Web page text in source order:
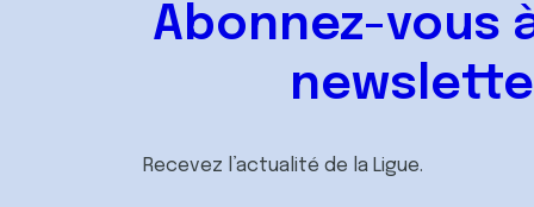
Abonnez-vous
Recevez l’actualité de la Ligue.